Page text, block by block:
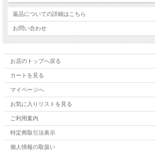
返品についての詳細はこちら
お問い合わせ
お店のトップへ戻る
カートを見る
マイページへ
お気に入りリストを見る
ご利用案内
特定商取引法表示
個人情報の取扱い